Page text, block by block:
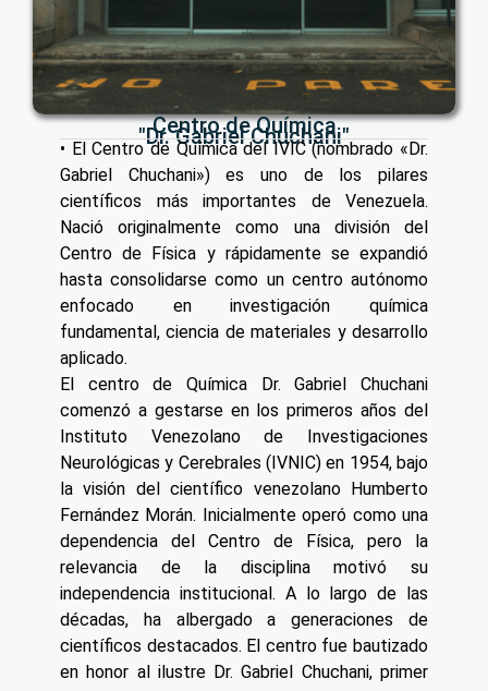
Centro de Química
"Dr. Gabriel Chuchani"
• El Centro de Química del IVIC (nombrado «Dr.
Gabriel Chuchani») es uno de los pilares
científicos más importantes de Venezuela.
Nació originalmente como una división del
Centro de Física y rápidamente se expandió
hasta consolidarse como un centro autónomo
enfocado en investigación química
fundamental, ciencia de materiales y desarrollo
aplicado.
El centro de Química Dr. Gabriel Chuchani
comenzó a gestarse en los primeros años del
Instituto Venezolano de Investigaciones
Neurológicas y Cerebrales (IVNIC) en 1954, bajo
la visión del científico venezolano Humberto
Fernández Morán. Inicialmente operó como una
dependencia del Centro de Física, pero la
relevancia de la disciplina motivó su
independencia institucional. A lo largo de las
décadas, ha albergado a generaciones de
científicos destacados. El centro fue bautizado
en honor al ilustre Dr. Gabriel Chuchani, primer